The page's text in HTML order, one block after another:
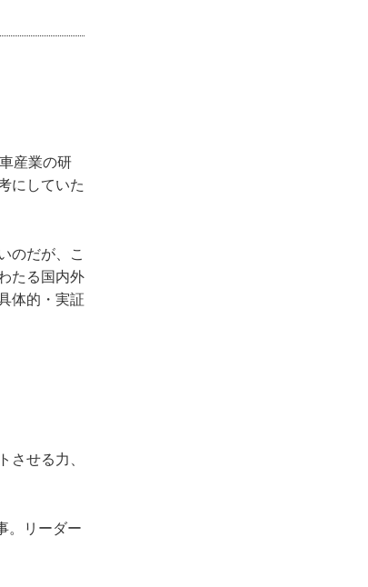
産業の研
にしていた
のだが、こ
たる国内外
体的・実証
させる力、
。リーダー